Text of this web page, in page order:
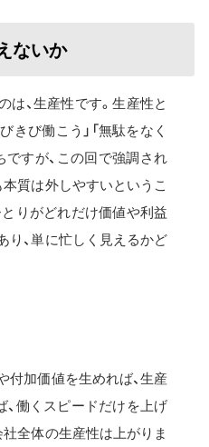
ないか
、生産性です。生産性と
きび働こう」「無駄をなく
ですが、この回で強調され
質は外しやすいというこ
とりがどれだけ価値や利益
り、単に忙しく見えるかど
付加価値を生めれば、生産
、働くスピードだけを上げ
全体の生産性は上がりま